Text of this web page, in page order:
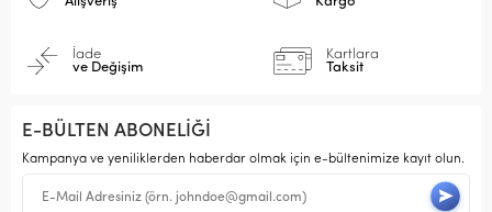
İade
ve Değişim
Kartlara
Taksit
E-BÜLTEN ABONELİĞİ
Kampanya ve yeniliklerden haberdar olmak için e-bültenimize kayıt olun.